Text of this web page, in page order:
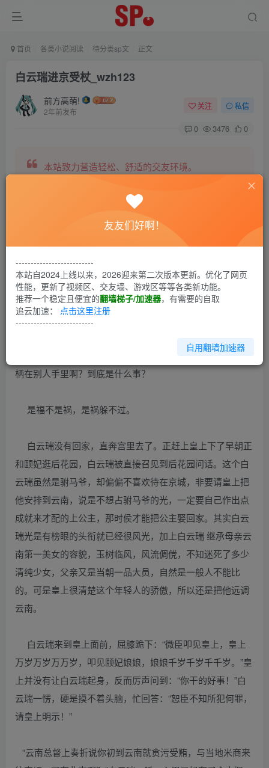
首页 各类小说阅读 待分类sp文 正文
白云瑞进京受杖_wzh123
前方高萌!
2年前发布
关注 私信
0 3476 0
本站致力营造轻松、舒适的交友环境。
另有小说阅读站点，网罗包括训诫文、腐文在内的
第1回
白云瑞赶了整整五天五夜的路终于来了京城，可是他的心里
还是打鼓，为什么皇上要这么急匆匆的把他从云南招回京城
圣贤书，两袖清风，不贪不占，爱护百姓，确实没有什么把
柄在别人手里啊？到底是什么事？
是福不是祸，是祸躲不过。
白云瑞没有回家，直奔宫里去了。正赶上皇上下了早朝正
和颐妃逛后花园，白云瑞被直接召见到后花园问话。这个白
云瑞虽然是驸马爷，却偏偏不喜欢待在京城，非要请皇上把
他安排到云南，说是不想占驸马爷的光，一定要自己作出点
成就来才配的上公主，那时侯才能把公主娶回家。其实白云
瑞光是有榜眼的头衔就已经很风光，加上白云瑞 继承母亲云
南第一美女的容貌，玉树临风，风流倜傥，不知迷死了多少
清纯少女，父亲又是当朝一品大员，自然是一般人不能比
的。可是皇上很清楚这个年轻人的骄傲，所以还是把他远调
云南。
白云瑞来到皇上面前，屈膝跪下：“微臣叩见皇上，皇上
万岁万岁万万岁，叩见颐妃娘娘，娘娘千岁千岁千千岁。”皇
上并没有让白云瑞起身，反而厉声问到：“你干的好事！”白
云瑞一愣，硬是摸不着头脑，忙回答：“恕臣不知所犯何罪，
请皇上明示！”
“云南总督上奏折说你初到云南就贪污受贿，与当地米商来
友友们好啊！
--------------------------
本站自2024上线以来，2026迎来第二次版本更新。优化了网页
性能，更新了视频区、交友墙、游戏区等等各类新功能。
推荐一个稳定且便宜的翻墙梯子/加速器，有需要的自取
追云加速： 点击这里注册
--------------------------
自用翻墙加速器